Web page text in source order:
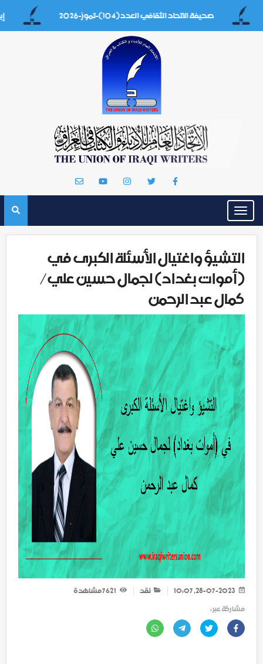
صحيفة الاتحاد الثقافي العدد(104)-تموز-2026 إيه بغداد
Toggle
navigation
التشيؤ واغتيال الأسئلة الكبرى في
(أموات بغداد) لجمال حسين علي/
كمال عبد الرحمن
نقد
مشاهدة
مشاركة عبر :